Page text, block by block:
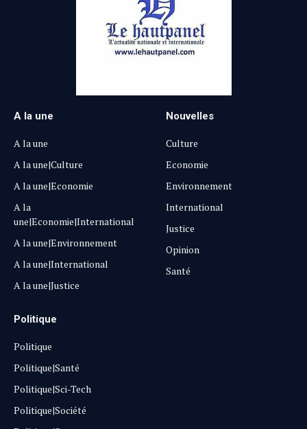
A la une
A la une
A la une|Culture
A la une|Economie
A la
une|Economie|International
A la une|Environnement
A la une|International
A la une|Justice
Nouvelles
Culture
Economie
Environnement
International
Justice
Opinion
Santé
Politique
Politique
Politique|Santé
Politique|Sci-Tech
Politique|Société